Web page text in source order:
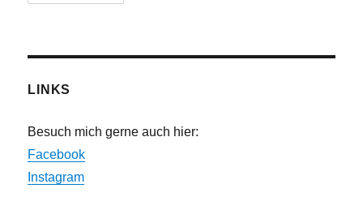
LINKS
Besuch mich gerne auch hier:
Facebook
Instagram